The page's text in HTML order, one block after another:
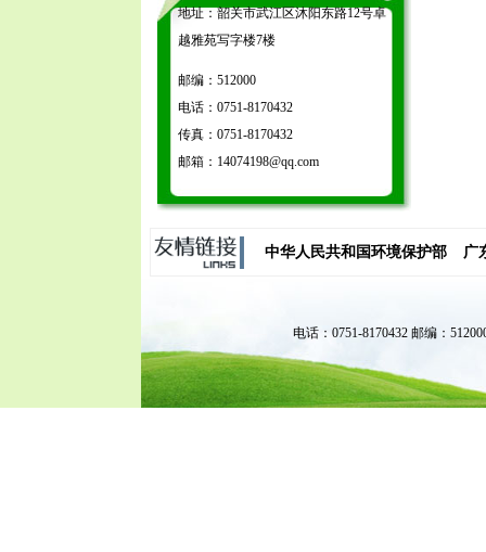
地址：韶关市武江区沐阳东路12号卓
越雅苑写字楼7楼
邮编：512000
电话：0751-8170432
传真：0751-8170432
邮箱：14074198@qq.com
中华人民共和国环境保护部 广
电话：0751-8170432 邮编：